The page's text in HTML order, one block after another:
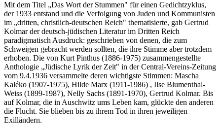
Mit dem Titel „Das Wort der Stummen" für einen Gedichtzyklus,
der 1933 entstand und die Verfolgung von Juden und Kommunisten
im „dritten, christlich-deutschen Reich" thematisierte, gab Gertrud
Kolmar der deutsch-jüdischen Literatur im Dritten Reich
paradigmatisch Ausdruck: geschrieben von denen, die zum
Schweigen gebracht werden sollten, die ihre Stimme aber trotzdem
erhoben. Die von Kurt Pinthus (1886-1975) zusammengestellte
Anthologie „Jüdische Lyrik der Zeit" in der Central-Vereins-Zeitung
vom 9.4.1936 versammelte deren wichtigste Stimmen: Mascha
Kaléko (1907-1975), Hilde Marx (1911-1986) , Ilse Blumenthal-
Weiss (1899-1987), Nelly Sachs (1891-1970), Gertrud Kolmar. Bis
auf Kolmar, die in Auschwitz ums Leben kam, glückte den anderen
die Flucht. Sie blieben bis zu ihrem Tod in ihren jeweiligen
Exilländern.